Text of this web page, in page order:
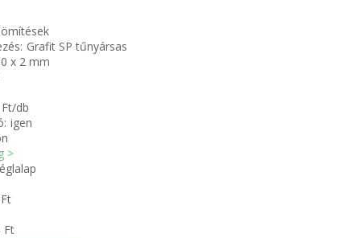
Grafit SP tűnyársas
x 2 mm
db
igen
>
Ft
Ft